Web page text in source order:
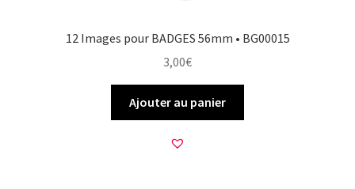
12 Images pour BADGES 56mm • BG00015
3,00€
Ajouter au panier